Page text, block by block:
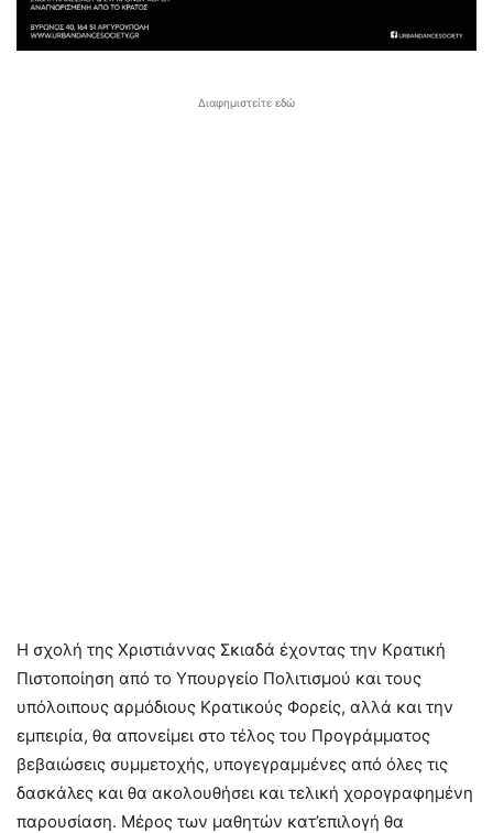
Διαφημιστείτε εδώ
Η σχολή της Χριστιάννας Σκιαδά έχοντας την Κρατική
Πιστοποίηση από το Υπουργείο Πολιτισμού και τους
υπόλοιπους αρμόδιους Κρατικούς Φορείς, αλλά και την
εμπειρία, θα απονείμει στο τέλος του Προγράμματος
βεβαιώσεις συμμετοχής, υπογεγραμμένες από όλες τις
δασκάλες και θα ακολουθήσει και τελική χορογραφημένη
παρουσίαση. Μέρος των μαθητών κατ’επιλογή θα